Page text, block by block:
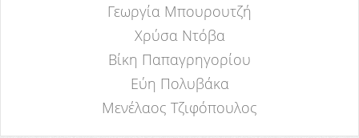
Γεωργία Μπουρουτζή
Χρύσα Ντόβα
Βίκη Παπαγρηγορίου
Εύη Πολυβάκα
Μενέλαος Τζιφόπουλος